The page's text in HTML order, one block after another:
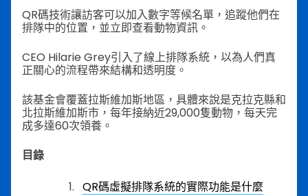
QR碼技術讓訪客可以加入數字等候名單，追蹤他們在
排隊中的位置，並立即查看動物資訊。
CEO Hilarie Grey引入了線上排隊系統，以為人們真
正關心的流程帶來結構和透明度。
該基金會覆蓋拉斯維加斯地區，具體來說是克拉克縣和
北拉斯維加斯市，每年接納近29,000隻動物，每天完
成多達60次領養。
目錄
QR碼虛擬排隊系統的實際功能是什麼